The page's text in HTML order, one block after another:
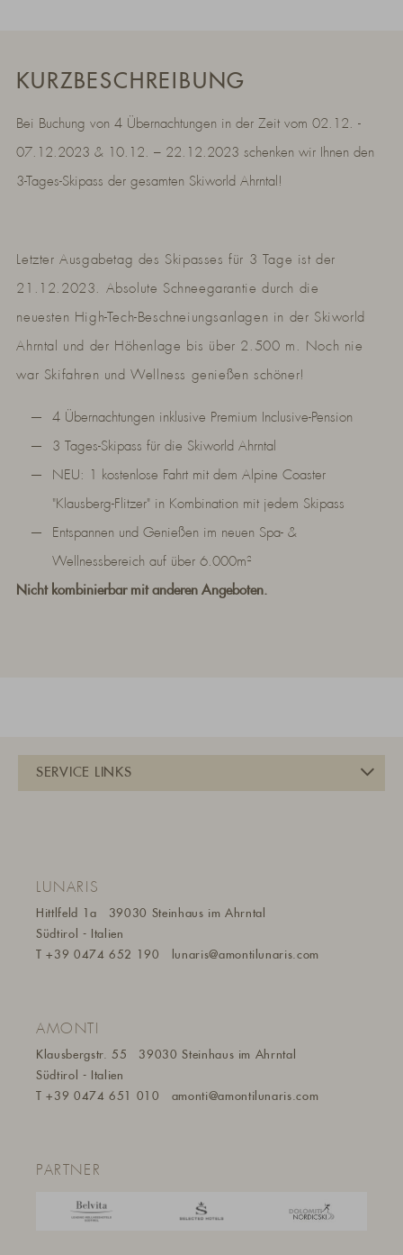
KURZBESCHREIBUNG
Bei Buchung von 4 Übernachtungen in der Zeit vom 02.12. -
07.12.2023 & 10.12. – 22.12.2023 schenken wir Ihnen den
3-Tages-Skipass der gesamten Skiworld Ahrntal!
Letzter Ausgabetag des Skipasses für 3 Tage ist der
21.12.2023. Absolute Schneegarantie durch die
neuesten High-Tech-Beschneiungsanlagen in der Skiworld
Ahrntal und der Höhenlage bis über 2.500 m. Noch nie
war Skifahren und Wellness genießen schöner!
4 Übernachtungen inklusive Premium Inclusive-Pension
3 Tages-Skipass für die Skiworld Ahrntal
NEU: 1 kostenlose Fahrt mit dem Alpine Coaster
"Klausberg-Flitzer" in Kombination mit jedem Skipass
Entspannen und Genießen im neuen Spa- &
Wellnessbereich auf über 6.000m²
Nicht kombinierbar mit anderen Angeboten.
AMONTI
Klausbergstr. 55
39030 Steinhaus im Ahrntal
Südtirol - Italien
T+39 0474 651 010 amonti@amontilunaris.com
LUNARIS
Hittlfeld 1a
39030 Steinhaus im Ahrntal
Südtirol - Italien
T+39 0474 652 190 lunaris@amontilunaris.com
PARTNER